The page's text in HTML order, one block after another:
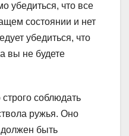
убедиться, что все
состоянии и нет
убедиться, что
вы не будете
соблюдать
ружья. Оно
должен быть